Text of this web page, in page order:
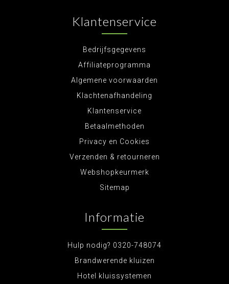
Klantenservice
Bedrijfsgegevens
Affiliateprogramma
Algemene voorwaarden
Klachtenafhandeling
Klantenservice
Betaalmethoden
Privacy en Cookies
Verzenden & retourneren
Webshopkeurmerk
Sitemap
Informatie
Hulp nodig? 0320-748074
Brandwerende kluizen
Hotel kluissystemen